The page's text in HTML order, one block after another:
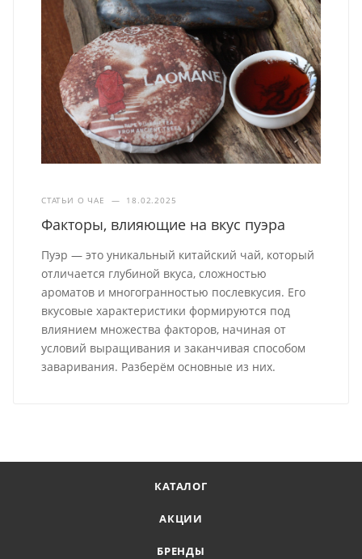
СТАТЬИ О ЧАЕ — 18.02.2025
Факторы, влияющие на вкус пуэра
Пуэр — это уникальный китайский чай, который
отличается глубиной вкуса, сложностью
ароматов и многогранностью послевкусия. Его
вкусовые характеристики формируются под
влиянием множества факторов, начиная от
условий выращивания и заканчивая способом
заваривания. Разберём основные из них.
КАТАЛОГ
АКЦИИ
БРЕНДЫ